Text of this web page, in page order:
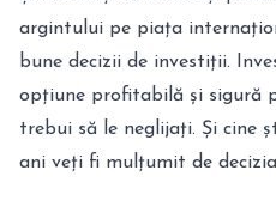
argintului pe piața
bune decizii de investiții.
opțiune profitabilă și sigură
trebui să le neglijați. Și cine
ani veți fi mulțumit de